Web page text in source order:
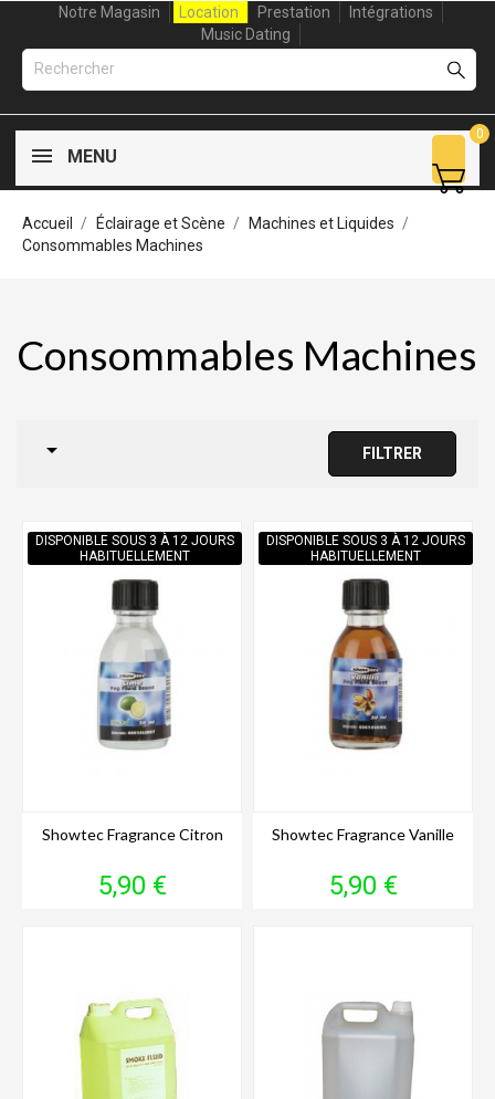
Notre Magasin Location Prestation
Intégrations
Music Dating
MENU
0
Accueil Éclairage et Scène
Machines et Liquides
Consommables Machines
Consommables Machines
 FILTRER
Showtec Fragrance Citron
Prix
5,90 €
DISPONIBLE SOUS 3 À 12 JOURS
HABITUELLEMENT
Showtec Fragrance Vanille
Prix
5,90 €
DISPONIBLE SOUS 3 À 12 JOURS
HABITUELLEMENT